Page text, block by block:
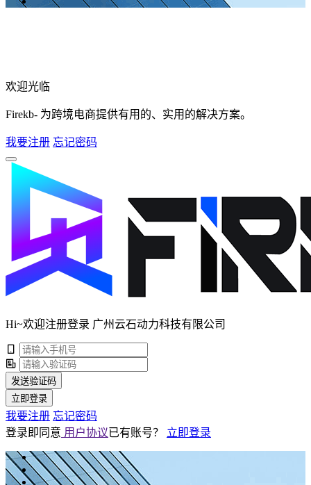
欢迎光临
Firekb- 为跨境电商提供有用的、实用的解决方案。
我要注册 忘记密码
Hi~欢迎注册登录 广州云石动力科技有限公司
发送验证码
立即登录
我要注册 忘记密码
登录即同意 用户协议已有账号？ 立即登录